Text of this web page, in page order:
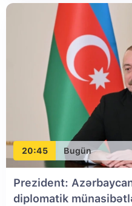
20:45 Bugün
Prezident:
diplomatik